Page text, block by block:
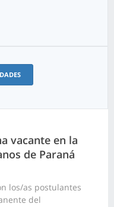
vacante en la
de Paraná
los/as postulantes
del